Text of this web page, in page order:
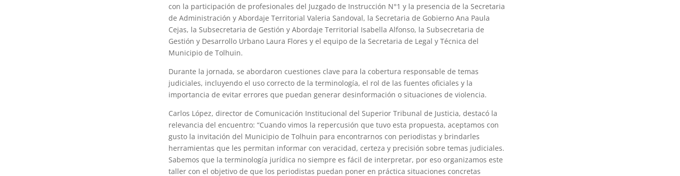
con la participación de profesionales del Juzgado de Instrucción N°1 y la presencia de la Secretaria
de Administración y Abordaje Territorial Valeria Sandoval, la Secretaria de Gobierno Ana Paula
Cejas, la Subsecretaria de Gestión y Abordaje Territorial Isabella Alfonso, la Subsecretaria de
Gestión y Desarrollo Urbano Laura Flores y el equipo de la Secretaria de Legal y Técnica del
Municipio de Tolhuin.
Durante la jornada, se abordaron cuestiones clave para la cobertura responsable de temas
judiciales, incluyendo el uso correcto de la terminología, el rol de las fuentes oficiales y la
importancia de evitar errores que puedan generar desinformación o situaciones de violencia.
Carlos López, director de Comunicación Institucional del Superior Tribunal de Justicia, destacó la
relevancia del encuentro: “Cuando vimos la repercusión que tuvo esta propuesta, aceptamos con
gusto la invitación del Municipio de Tolhuin para encontrarnos con periodistas y brindarles
herramientas que les permitan informar con veracidad, certeza y precisión sobre temas judiciales.
Sabemos que la terminología jurídica no siempre es fácil de interpretar, por eso organizamos este
taller con el objetivo de que los periodistas puedan poner en práctica situaciones concretas